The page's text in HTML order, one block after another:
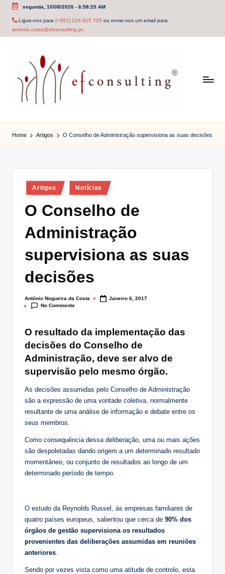
Skip
segunda, 10/08/2026- 6:58:25 AM
Ligue-nos para (+351) 224 015 725 ou envie-nos um email para
antonio.costa@efconsulting.pt.
f
c
o
Home Artigos O Conselho de Administração supervisiona as suas decisões
Posted
in
Artigos Notícias
O Conselho de
Administração
supervisiona as suas
decisões
Posted
by
António Nogueira da Costa
Janeiro 6, 2017
No Comments
O resultado da implementação das
decisões do Conselho de
Administração, deve ser alvo de
supervisão pelo mesmo órgão.
As decisões assumidas pelo Conselho de Administração
são a expressão de uma vontade coletiva, normalmente
resultante de uma análise de informação e debate entre os
seus membros.
Como consequência dessa deliberação, uma ou mais ações
são despoletadas dando origem a um determinado resultado
momentâneo, ou conjunto de resultados ao longo de um
determinado período de tempo.
O estudo da Reynolds Russel, às empresas familiares de
quatro países europeus, salientou que cerca de 90% dos
órgãos de gestão supervisiona os resultados
provenientes das deliberações assumidas em reuniões
anteriores
Sendo por vezes vista como uma atitude de controlo, esta